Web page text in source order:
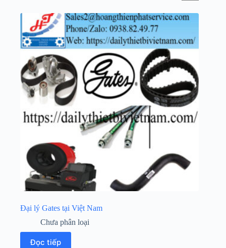
Đại lý Gates tại Việt Nam
Chưa phân loại
Đọc tiếp